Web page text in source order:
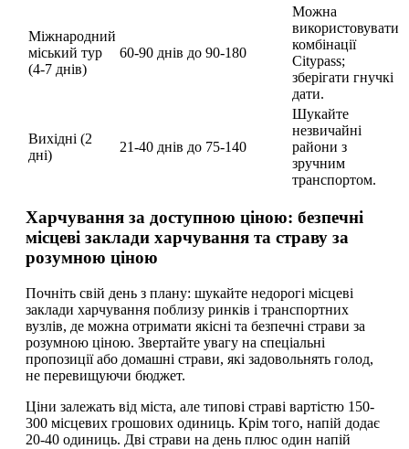
Міжнародний
міський тур
(4-7 днів)
60-90 днів до 90-180
Можна
використовувати
комбінації
Citypass;
зберігати гнучкі
дати.
Вихідні (2
дні)
21-40 днів до 75-140
Шукайте
незвичайні
райони з
зручним
транспортом.
Харчування за доступною ціною: безпечні
місцеві заклади харчування та страву за
розумною ціною
Почніть свій день з плану: шукайте недорогі місцеві
заклади харчування поблизу ринків і транспортних
вузлів, де можна отримати якісні та безпечні страви за
розумною ціною. Звертайте увагу на спеціальні
пропозиції або домашні страви, які задовольнять голод,
не перевищуючи бюджет.
Ціни залежать від міста, але типові страві вартістю 150-
300 місцевих грошових одиниць. Крім того, напій додає
20-40 одиниць. Дві страви на день плюс один напій